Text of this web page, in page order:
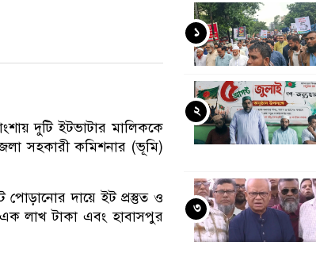
দুটি ইটভাটার মালিককে
সহকারী কমিশনার (ভূমি)
পোড়ানোর দায়ে ইট প্রস্তুত ও
এক লাখ টাকা এবং হাবাসপুর
১
২
৩